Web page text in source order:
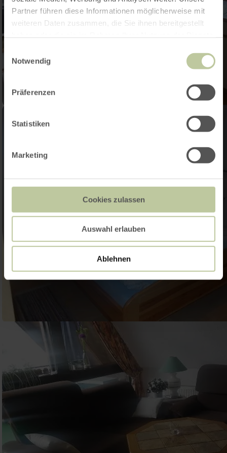
Partner führen diese Informationen möglicherweise mit
weiteren Daten zusammen, die Sie ihnen bereitgestellt
Notwendig
Präferenzen
Statistiken
Marketing
Cookies zulassen
Auswahl erlauben
Ablehnen